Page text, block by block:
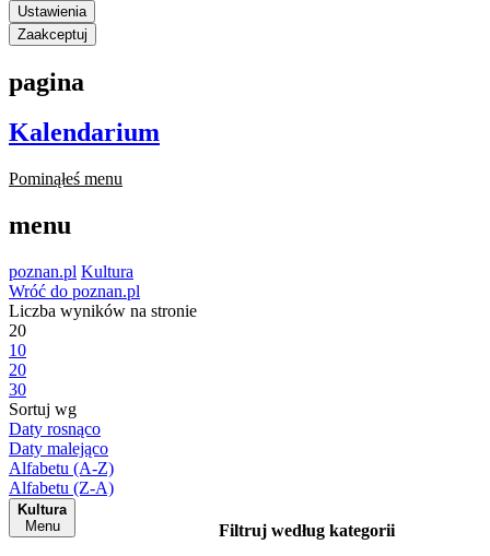
Ustawienia
Zaakceptuj
pagina
Kalendarium
Pominąłeś menu
menu
poznan.pl Kultura
Wróć do poznan.pl
Liczba wyników na stronie
20
10
20
30
Sortuj wg
Daty rosnąco
Daty malejąco
Alfabetu (A-Z)
Alfabetu (Z-A)
Kultura
Menu
Filtruj według kategorii